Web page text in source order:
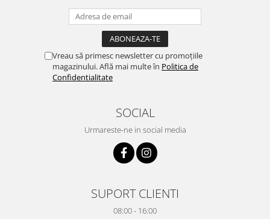
Vreau să primesc newsletter cu promoțiile
magazinului. Află mai multe în Politica de
Confidentialitate
SOCIAL
Urmareste-ne in social media
SUPORT CLIENTI
08:00 - 16:00